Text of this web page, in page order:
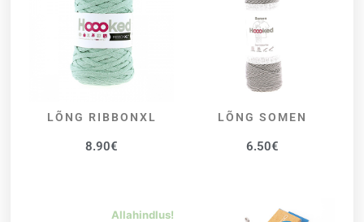
VALI
LÕNG RIBBONXL
8.90€
VALI
LÕNG SOMEN
6.50€
Allahindlus!